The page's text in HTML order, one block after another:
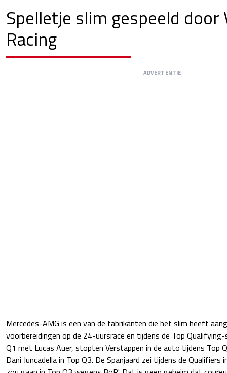
Spelletje slim gespeeld door
Racing
ADVERTENTIE
Mercedes-AMG is een van de fabrikanten die het slim heeft
voorbereidingen op de 24-uursrace en tijdens de Top
Q1 met Lucas Auer, stopten Verstappen in de auto tijdens Top
Dani Juncadella in Top Q3. De Spanjaard zei tijdens de